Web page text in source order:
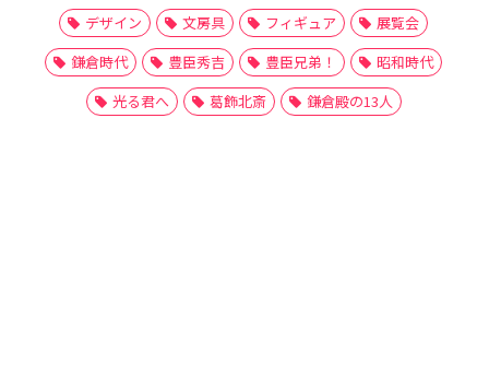
デザイン
文房具 フィギュア
展覧会
鎌倉時代
豊臣秀吉 豊臣兄弟！
昭和時代
光る君へ
葛飾北斎 鎌倉殿の13人